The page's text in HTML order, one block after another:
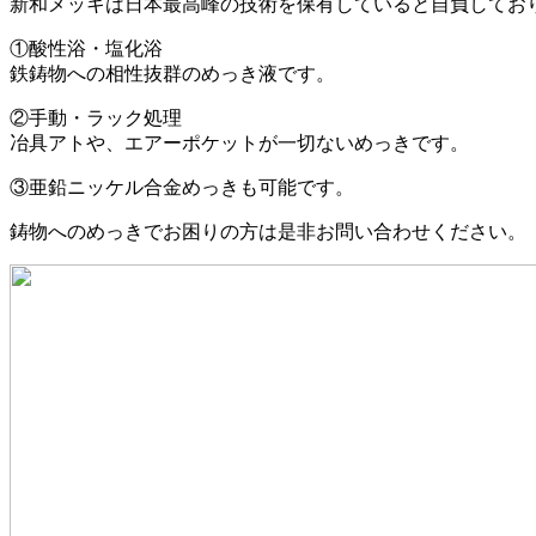
新和メッキは日本最高峰の技術を保有していると自負してお
①酸性浴・塩化浴
鉄鋳物への相性抜群のめっき液です。
②手動・ラック処理
冶具アトや、エアーポケットが一切ないめっきです。
③亜鉛ニッケル合金めっきも可能です。
鋳物へのめっきでお困りの方は是非お問い合わせください。